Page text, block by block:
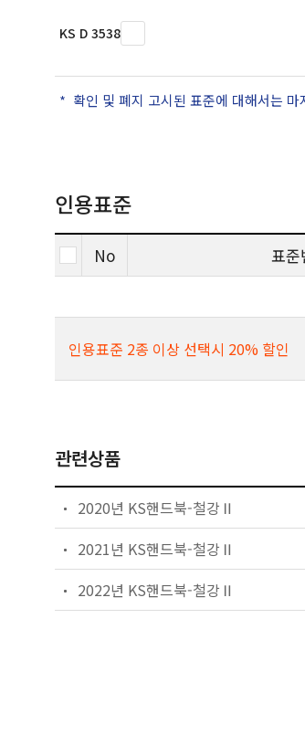
KS D 3538
확인 및 폐지 고시된 표준에 대해서는
인용표준
No 표준
인용표준 2종 이상 선택시 20% 할인
관련상품
2020년 KS핸드북-철강Ⅱ
2021년 KS핸드북-철강Ⅱ
2022년 KS핸드북-철강Ⅱ